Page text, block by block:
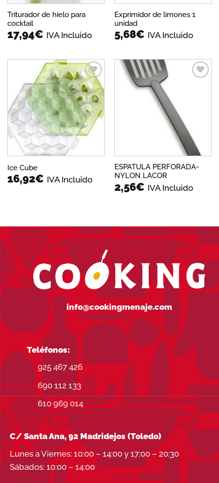
Triturador de hielo para
cocktail
17,94€ IVA Incluido
Exprimidor de limones 1
unidad
5,68€ IVA Incluido
Añadir
a la
lista de
deseos
Ice Cube
16,92€ IVA Incluido
ESPATULA PERFORADA-
NYLON LACOR
2,56€ IVA Incluido
info@cookingmenaje.com
Teléfonos:
925 467 426
690 112 133
610 969 014
C/ Santa Ana, 92 Madridejos (Toledo)
Lunes a Viernes: 10:00 – 14:00 y 17:00 – 20:30
Sábados: 10:00 – 14:00